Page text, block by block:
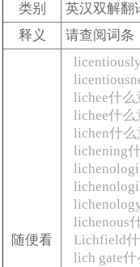
类别
英汉双解翻
释义
请查阅词条
随便看
lichee什么
lichee什么
lichen什
lichening
lichenous
Lichfield
lich gate